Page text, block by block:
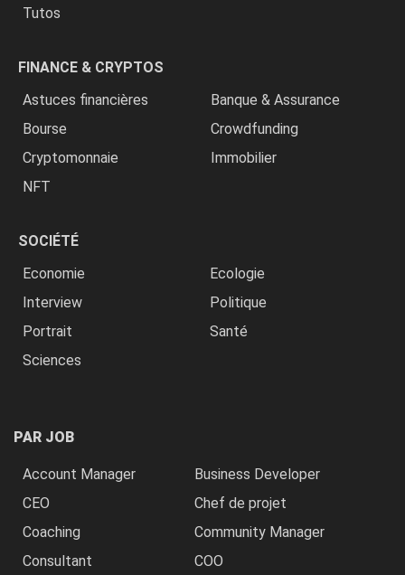
Tutos
FINANCE & CRYPTOS
Astuces financières
Banque & Assurance
Bourse
Crowdfunding
Cryptomonnaie
Immobilier
NFT
SOCIÉTÉ
Economie
Ecologie
Interview
Politique
Portrait
Santé
Sciences
PAR JOB
Account Manager
Business Developer
CEO
Chef de projet
Coaching
Community Manager
Consultant
COO